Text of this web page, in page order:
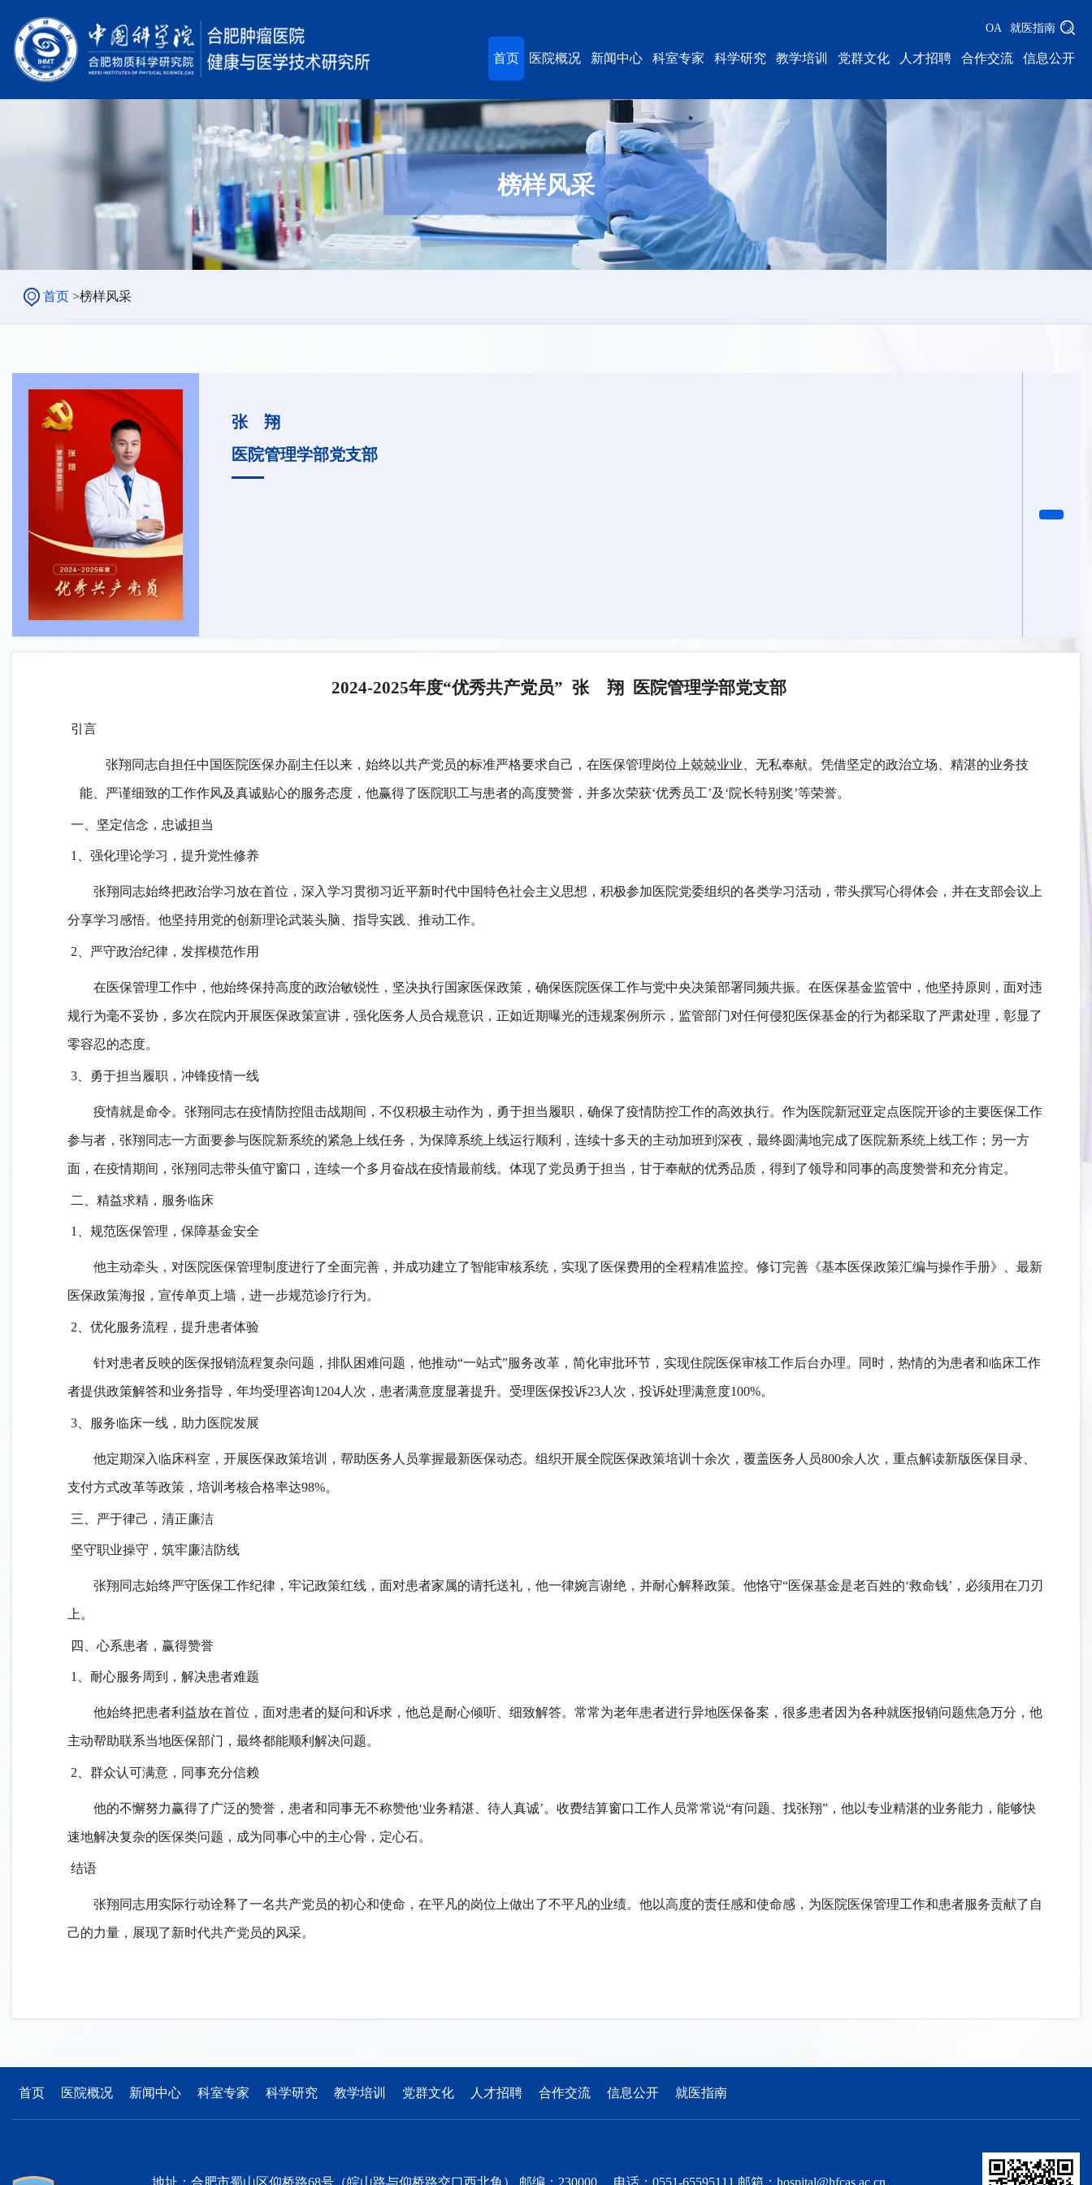
OA 就医指南
首页 医院概况 新闻中心 科室专家 科学研究 教学培训 党群文化 人才招聘 合作交流 信息公开
榜样风采
首页 >榜样风采
张 翔
医院管理学部党支部
2024-2025年度“优秀共产党员” 张 翔 医院管理学部党支部
引言
张翔同志自担任中国医院医保办副主任以来，始终以共产党员的标准严格要求自己，在医保管理岗位上兢兢业业、无私奉献。凭借坚定的政治立场、精湛的业务技
能、严谨细致的工作作风及真诚贴心的服务态度，他赢得了医院职工与患者的高度赞誉，并多次荣获‘优秀员工’及‘院长特别奖’等荣誉。
一、坚定信念，忠诚担当
1、强化理论学习，提升党性修养
张翔 同志始终把政治学习放在首位，深入学习贯彻习近平新时代中国特色社会主义思想，积极参加医院党委组织的各类学习活动，带头撰写心得体会，并在支部会议上
分享学习感悟。 他坚持用党的创新理论武装头脑、指导实践、推动工作。
2、严守政治纪律，发挥模范作用
在医保管理工作中， 他始终保持高度的政治敏锐性，坚决执行国家医保政策，确保医院医保工作与党中央决策部署同频共振。 在医保基金监管中，他坚持原则，面对违
规行为毫不妥协，多次在院内开展医保政策宣讲，强化医务人员合规意识，正如近期曝光的违规案例所示，监管部门对任何侵犯医保基金的行为都采取了严肃处理，彰显了
零容忍的态度。
3、勇于担当履职，冲锋疫情一线
疫情就是命令。张翔同志在疫情防控阻击战期间，不仅积极主动作为，勇于担当履职，确保了疫情防控工作的高效执行。作为医院新冠亚定点医院开诊的主要医保工作
参与者，张翔同志一方面要参与医院新系统的紧急上线任务，为保障系统上线运行顺利，连续十多天的主动加班到深夜，最终圆满地完成了医院新系统上线工作；另一方
面，在疫情期间，张翔同志带头值守窗口，连续一个多月奋战在疫情最前线。体现了党员勇于担当，甘于奉献的优秀品质，得到了领导和同事的高度赞誉和充分肯定。
二、精益求精，服务临床
1、规范医保管理，保障基金安全
他主动牵头，对医院医保管理制度进行了全面完善，并成功建立了智能审核系统，实现了医保费用的全程精准监控。 修订完善《基本医保政策汇编与操作手册》、最新
医保政策海报，宣传单页上墙，进一步规范诊疗行为。
2、优化服务流程，提升患者体验
针对患者反映的医保报销流程复杂问题， 排队困难问题，他推动“一站式”服务改革，简化审批环节，实现住院医保审核工作后台办理。同时， 热情的为患者和临床工作
者提供政策解答和业务指导，年均受理咨询1204人次，患者满意度显著提升。 受理医保投诉23人次，投诉处理满意度100%。
3、服务临床一线，助力医院发展
他定期深入临床科室，开展医保政策培训，帮助医务人员掌握最新医保动态。组织开展全院医保政策培训十余次，覆盖医务人员800余人次，重点解读新版医保目录、
支付方式改革等政策，培训考核合格率达98%。
三、严于律己，清正廉洁
坚守职业操守，筑牢廉洁防线
张翔 同志始终严守医保工作纪律， 牢记政策红线， 面对患者家属的请托送礼 ， 他一律婉言谢绝，并耐心解释政策。 他恪守“医保基金是老百姓的‘救命钱’，必须用在刀刃
上。
四、心系患者，赢得赞誉
1、耐心服务周到，解决患者难题
他始终把患者利益放在首位，面对患者的疑问和诉求， 他总是耐心倾听、细致解答。 常常为老年患者进行异地医保备案，很多患者因为各种就医报销问题焦急万分， 他
主动帮助联系当地医保部门，最终都能顺利解决问题。
2、群众认可满意，同事充分信赖
他的不懈努力赢得了广泛的赞誉，患者和同事无不称赞他‘业务精湛、待人真诚’。收费结算窗口工作人员常常说“有问题、找张翔”，他以专业精湛的业务能力，能够快
速地解决复杂的医保类问题，成为同事心中的主心骨，定心石。
结语
张翔 同志用实际行动诠释了一名共产党员的初心和使命，在平凡的岗位上做出了不平凡的业绩。 他以高度的责任感和使命感，为医院医保管理工作和患者服务贡献了自
己的力量，展现了新时代共产党员的风采。
首页 医院概况 新闻中心 科室专家 科学研究 教学培训 党群文化 人才招聘 合作交流 信息公开 就医指南
地址：合肥市蜀山区仰桥路68号（皖山路与仰桥路交口西北角） 邮编：230000 电话：0551-65595111 邮箱：hospital@hfcas.ac.cn